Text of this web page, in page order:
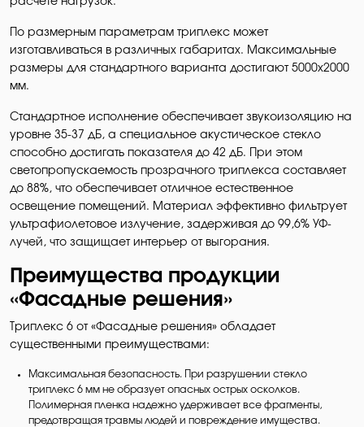
По размерным параметрам триплекс может
изготавливаться в различных габаритах. Максимальные
размеры для стандартного варианта достигают 5000x2000
мм.
Стандартное исполнение обеспечивает звукоизоляцию на
уровне 35-37 дБ, а специальное акустическое стекло
способно достигать показателя до 42 дБ. При этом
светопропускаемость прозрачного триплекса составляет
до 88%, что обеспечивает отличное естественное
освещение помещений. Материал эффективно фильтрует
ультрафиолетовое излучение, задерживая до 99,6% УФ-
лучей, что защищает интерьер от выгорания.
Преимущества продукции
«Фасадные решения»
Триплекс 6 от «Фасадные решения» обладает
существенными преимуществами:
Максимальная безопасность. При разрушении стекло
триплекс 6 мм не образует опасных острых осколков.
Полимерная пленка надежно удерживает все фрагменты,
предотвращая травмы людей и повреждение имущества.